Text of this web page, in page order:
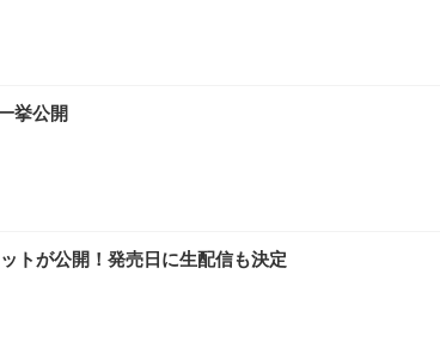
パソコンチェア (ホワイト)
）VA 非光沢 HDMI/DisplayPort/VGA スピーカー内
アイリスオーヤマ ペットシーツ 超厚型 お徳用 ワイド
挙公開
トが公開！発売日に生配信も決定